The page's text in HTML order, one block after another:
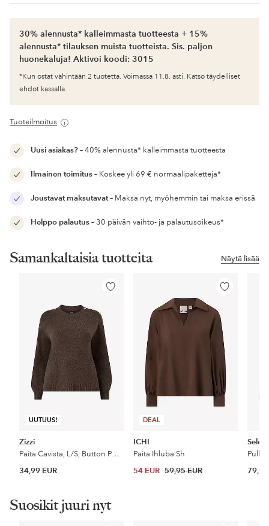
30% alennusta* kalleimmasta tuotteesta + 15%
alennusta* tilauksen muista tuotteista. Sis. paljon
huonekaluja! Aktivoi koodi: 3015
*Kun ostat vähintään 2 tuotetta. Voimassa 11.8. asti. Katso täydelliset
ehdot kassalla.
Tuoteilmoitus
Uusi asiakas?– 40% alennusta* kalleimmasta tuotteesta
Ilmainen toimitus– Koskee yli 69 € normaalipaketteja*
Joustavat maksutavat– Maksa nyt, myöhemmin tai maksa erissä
Helppo palautus– 30 päivän vaihto- ja palautusoikeus*
Näytä lisää
Samankaltaisia tuotteita
UUTUUS!
Lisää
Zizzi
Paita Cavista, L/S, Button Pullover
34,99 EUR
DEAL
Lisää
ICHI
Paita Ihluba Sh
54 EUR 59,95 EUR 79,99
Suosikit juuri nyt